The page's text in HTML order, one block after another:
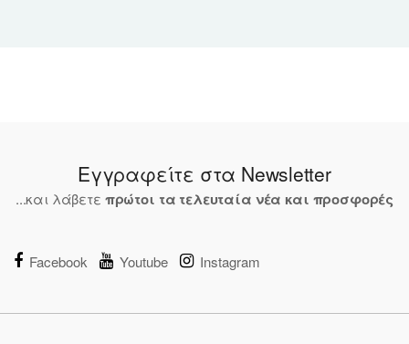
Εγγραφείτε στα Newsletter
...και λάβετε πρώτοι τα τελευταία νέα και προσφορές
Facebook Youtube Instagram